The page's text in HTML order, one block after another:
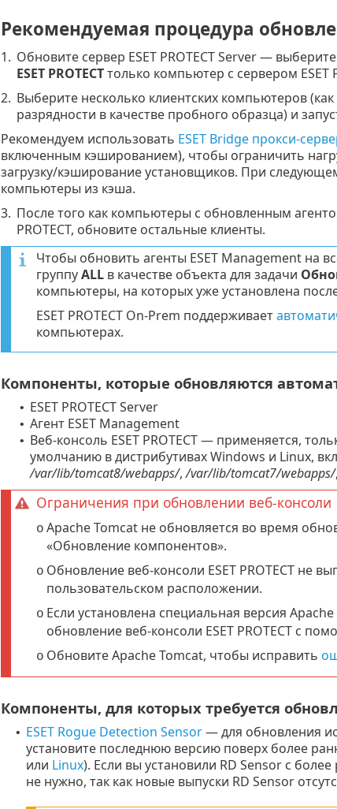
Рекомендуемая процедура
1. Обновите сервер ESET PROTECT Server —
ESET PROTECTтолько компьютер с сервером ESET
2. Выберите несколько клиентских компьютеров
разрядности в качестве пробного образца) и
Рекомендуем использовать ESET Bridge прокси-
включенным кэшированием), чтобы ограничить
загрузку/кэширование установщиков. При
компьютеры из кэша.
3. После того как компьютеры с обновленным
PROTECT, обновите остальные клиенты.
Чтобы обновить агенты ESET Management на
группуALLв качестве объекта для задачи
компьютеры, на которых уже установлена
ESET PROTECT On-Prem поддерживает
компьютерах.
Компоненты, которые обновляются
• ESET PROTECT Server
• Агент ESET Management
• Веб-консоль ESET PROTECT — применяется,
умолчанию в дистрибутивах Windows и Linux,
/var/lib/tomcat8/webapps/,/var/lib/tomcat7/webapps/
Ограничения при обновлении веб-консоли
o Apache Tomcat не обновляется во время
«Обновление компонентов».
o Обновление веб-консоли ESET PROTECT не
пользовательском расположении.
o Если установлена специальная версия
обновление веб-консоли ESET PROTECT с
o Обновите Apache Tomcat, чтобы исправить
Компоненты, для которых требуется
• ESET Rogue Detection Sensor— для обновления
установите последнюю версию поверх более
или Linux). Если вы установили RD Sensor с
не нужно, так как новые выпуски RD Sensor